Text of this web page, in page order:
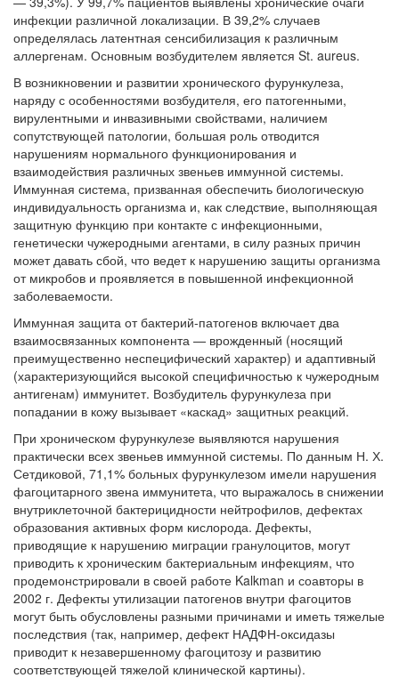
инфекции различной локализации. В 39,2% случаев
определялась латентная сенсибилизация к различным
аллергенам. Основным возбудителем является St. aureus.
В возникновении и развитии хронического фурункулеза,
наряду с особенностями возбудителя, его патогенными,
вирулентными и инвазивными свойствами, наличием
сопутствующей патологии, большая роль отводится
нарушениям нормального функционирования и
взаимодействия различных звеньев иммунной системы.
Иммунная система, призванная обеспечить биологическую
индивидуальность организма и, как следствие, выполняющая
защитную функцию при контакте с инфекционными,
генетически чужеродными агентами, в силу разных причин
может давать сбой, что ведет к нарушению защиты организма
от микробов и проявляется в повышенной инфекционной
заболеваемости.
Иммунная защита от бактерий-патогенов включает два
взаимосвязанных компонента — врожденный (носящий
преимущественно неспецифический характер) и адаптивный
(характеризующийся высокой специфичностью к чужеродным
антигенам) иммунитет. Возбудитель фурункулеза при
попадании в кожу вызывает «каскад» защитных реакций.
При хроническом фурункулезе выявляются нарушения
практически всех звеньев иммунной системы. По данным Н. Х.
Сетдиковой, 71,1% больных фурункулезом имели нарушения
фагоцитарного звена иммунитета, что выражалось в снижении
внутриклеточной бактерицидности нейтрофилов, дефектах
образования активных форм кислорода. Дефекты,
приводящие к нарушению миграции гранулоцитов, могут
приводить к хроническим бактериальным инфекциям, что
продемонстрировали в своей работе Kalkman и соавторы в
2002 г. Дефекты утилизации патогенов внутри фагоцитов
могут быть обусловлены разными причинами и иметь тяжелые
последствия (так, например, дефект НАДФН-оксидазы
приводит к незавершенному фагоцитозу и развитию
соответствующей тяжелой клинической картины).